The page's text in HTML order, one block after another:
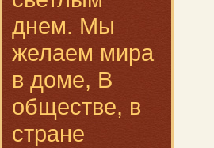
днем. Мы
желаем мира
в доме, В
обществе, в
стране